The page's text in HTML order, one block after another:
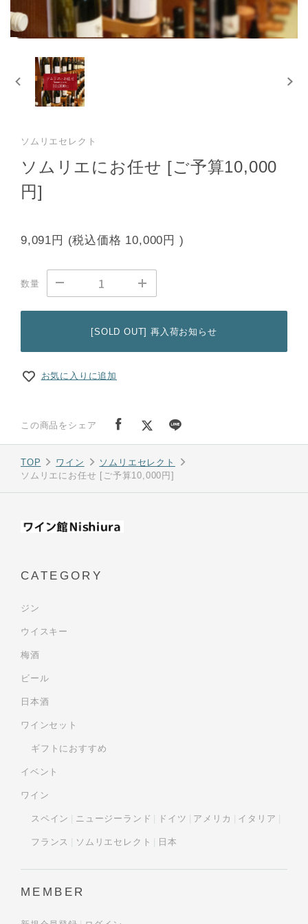
ソムリエセレクト
ソムリエにお任せ [ご予算10,000
円]
9,091円 (税込価格 10,000円 )
数量
[SOLD OUT] 再入荷お知らせ
お気に入りに追加
この商品をシェア
TOP ワイン
ソムリエセレクト
ソムリエにお任せ [ご予算10,000円]
CATEGORY
ジン
ウイスキー
梅酒
ビール
日本酒
ワインセット
ギフトにおすすめ
イベント
ワイン
スペイン ニュージーランド ドイツ アメリカ イタリア
フランス ソムリエセレクト 日本
MEMBER